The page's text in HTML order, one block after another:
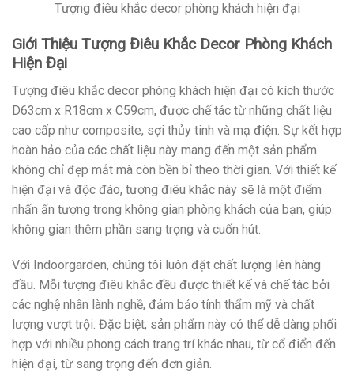
Tượng điêu khắc decor phòng khách hiện đại
Giới Thiệu Tượng Điêu Khắc Decor Phòng Khách
Hiện Đại
Tượng điêu khắc decor phòng khách hiện đại có kích thước
D63cm x R18cm x C59cm, được chế tác từ những chất liệu
cao cấp như composite, sợi thủy tinh và mạ điện. Sự kết hợp
hoàn hảo của các chất liệu này mang đến một sản phẩm
không chỉ đẹp mắt mà còn bền bỉ theo thời gian. Với thiết kế
hiện đại và độc đáo, tượng điêu khắc này sẽ là một điểm
nhấn ấn tượng trong không gian phòng khách của bạn, giúp
không gian thêm phần sang trọng và cuốn hút.
Với Indoorgarden, chúng tôi luôn đặt chất lượng lên hàng
đầu. Mỗi tượng điêu khắc đều được thiết kế và chế tác bởi
các nghệ nhân lành nghề, đảm bảo tính thẩm mỹ và chất
lượng vượt trội. Đặc biệt, sản phẩm này có thể dễ dàng phối
hợp với nhiều phong cách trang trí khác nhau, từ cổ điển đến
hiện đại, từ sang trọng đến đơn giản.